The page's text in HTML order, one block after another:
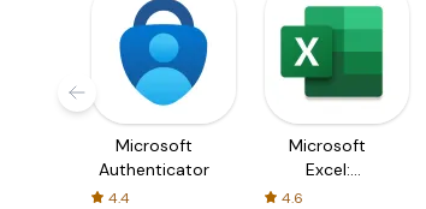
Microsoft
Authenticator
4.4
Microsoft
Excel:
Spreadsheets
4.6